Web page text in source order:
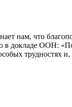
нам, что
докладе ООН:
трудностях